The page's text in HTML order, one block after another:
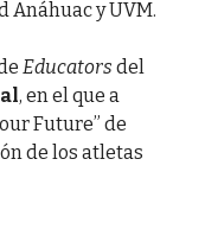
Anáhuac y UVM.
Educators del
, en el que a
Future” de
de los atletas